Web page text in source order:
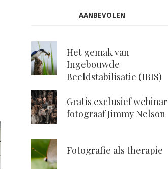
AANBEVOLEN
Het gemak van
Ingebouwde
Beeldstabilisatie (IBIS)
Gratis exclusief webinar
fotograaf Jimmy Nelson
Fotografie als therapie